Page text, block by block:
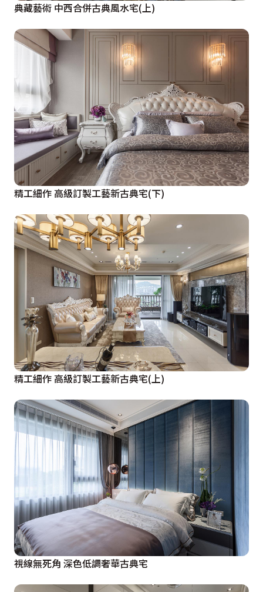
典藏藝術 中西合併古典風水宅(上)
精工細作 高級訂製工藝新古典宅(下)
精工細作 高級訂製工藝新古典宅(上)
視線無死角 深色低調奢華古典宅